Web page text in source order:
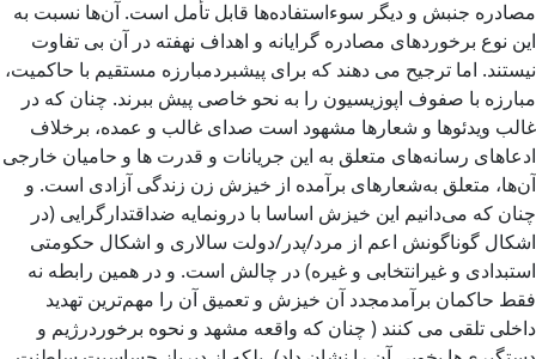
مصادره جنبش و دیگر سوء‌استفاده‌‌‌ها قابل تأمل است. آن‌ها نسبت به
این نوع برخوردهای مصادره گرایانه و اهداف نهفته در آن بی تفاوت
نیستند. اما ترجیح می دهند که برای پیشبردمبارزه مستقیم با حاکمیت،
مبارزه با صفوف اپوزیسیون را به نحو خاصی پیش ببرند. چنان که در
غالب ویدئوها و شعارها مشهود است صدای غالب و عمده، برخلاف
ادعاهای رسانه‌های متعلق به این جریانات و قدرت ها و حامیان خارجی
آن‌ها، متعلق به‌شعارهای برآمده از خیزش زن زندگی آزادی است. و
چنان که می‌دانیم این خیزش اساسا با درونمایه ضداقتدارگرایی (در
اشکال گوناگونش اعم از مرد/پدر/دولت سالاری و اشکال حکومتی
استبدادی و غیرانتخابی و غیره) در چالش است. و در همین رابطه نه
فقط حاکمان برآمدمجدد آن خیزش و تعمیق آن را مهم‌ترین تهدید
داخلی تلقی می کنند ( چنان که واقعه مشهد و نحوه برخوردرژیم و